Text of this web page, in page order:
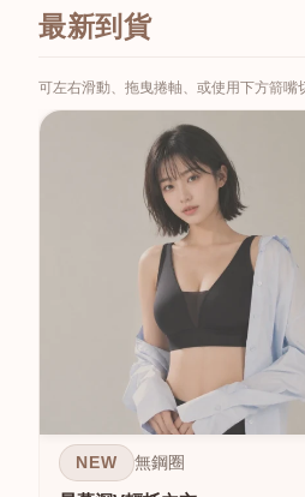
最新到貨
可左右滑動、拖曳捲軸、或使用下方箭嘴
NEW 無鋼圈